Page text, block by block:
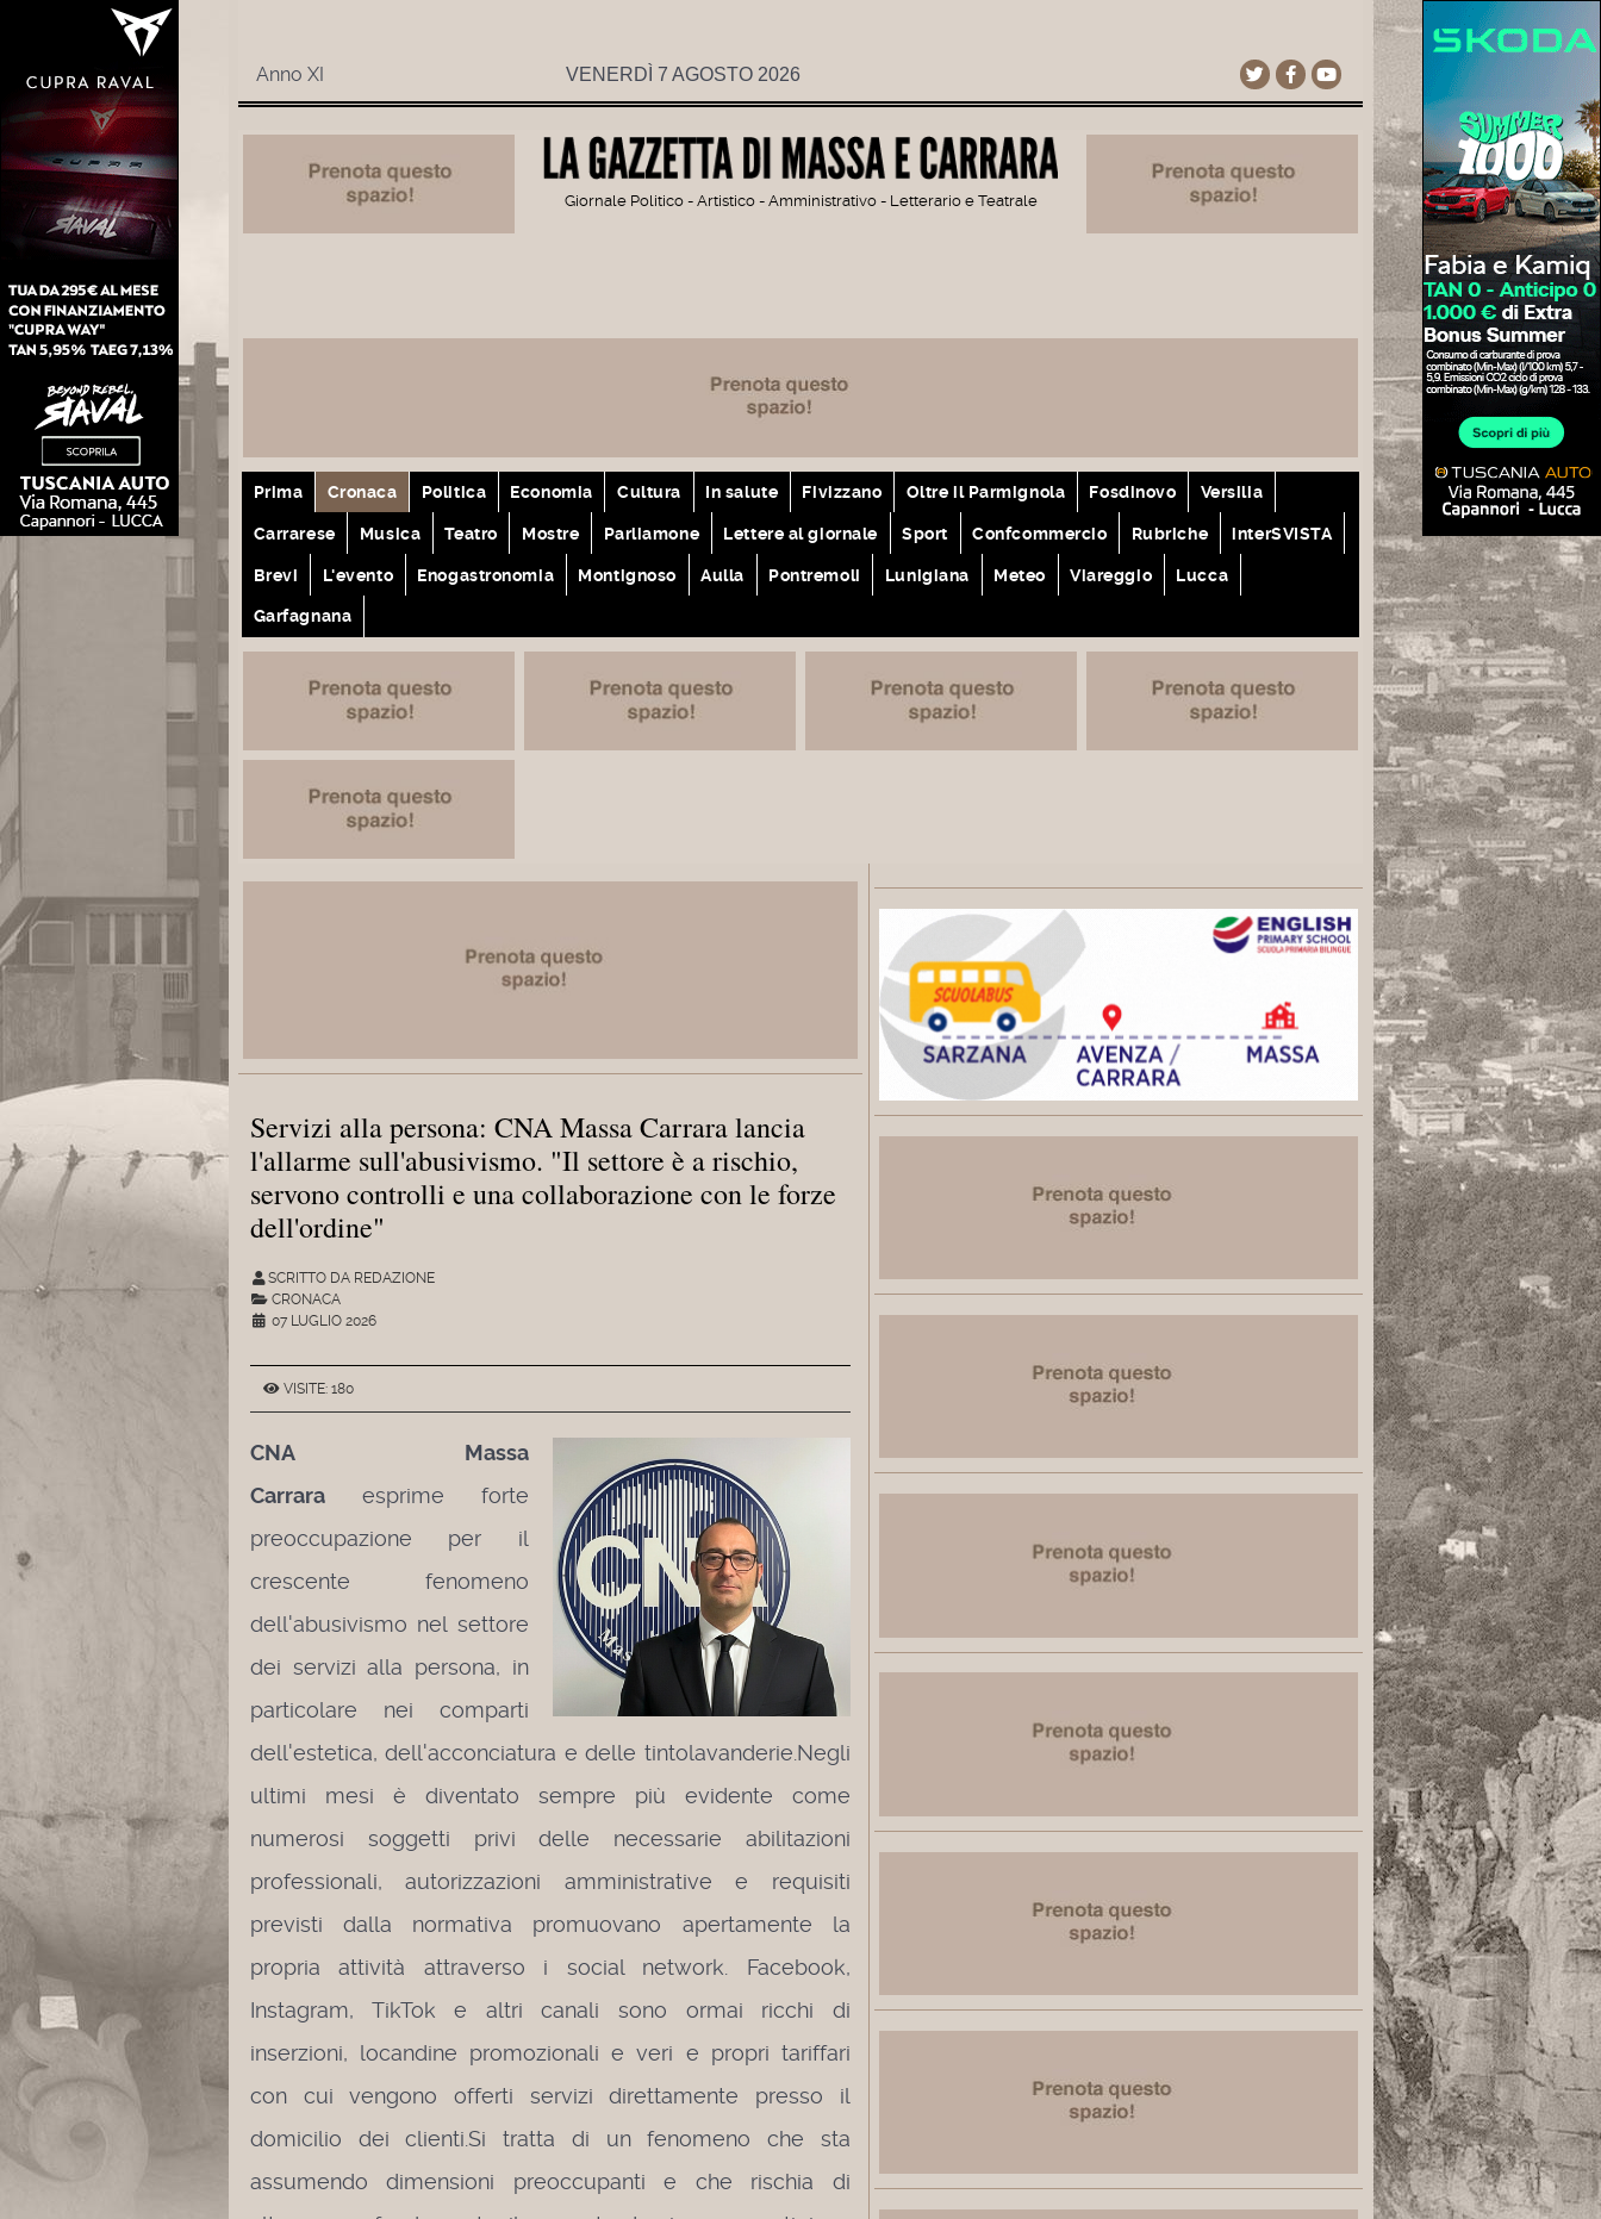
Anno XI VENERDÌ 7 AGOSTO 2026
Giornale Politico - Artistico - Amministrativo - Letterario e Teatrale
Prima Cronaca Politica Economia Cultura In salute Fivizzano Oltre il Parmignola Fosdinovo Versilia
Carrarese Musica Teatro Mostre Parliamone Lettere al giornale Sport Confcommercio Rubriche interSVISTA
Brevi L'evento Enogastronomia Montignoso Aulla Pontremoli Lunigiana Meteo Viareggio Lucca
Garfagnana
Servizi alla persona: CNA Massa Carrara lancia
l'allarme sull'abusivismo. "Il settore è a rischio,
servono controlli e una collaborazione con le forze
dell'ordine"
SCRITTO DA REDAZIONE
CRONACA
07 LUGLIO 2026
VISITE: 180
CNA Massa
Carrara esprime forte
preoccupazione per il
crescente fenomeno
dell'abusivismo nel settore
dei servizi alla persona, in
particolare nei comparti
dell'estetica, dell'acconciatura e delle tintolavanderie. Negli
ultimi mesi è diventato sempre più evidente come
numerosi soggetti privi delle necessarie abilitazioni
professionali, autorizzazioni amministrative e requisiti
previsti dalla normativa promuovano apertamente la
propria attività attraverso i social network. Facebook,
Instagram, TikTok e altri canali sono ormai ricchi di
inserzioni, locandine promozionali e veri e propri tariffari
con cui vengono offerti servizi direttamente presso il
domicilio dei clienti. Si tratta di un fenomeno che sta
assumendo dimensioni preoccupanti e che rischia di